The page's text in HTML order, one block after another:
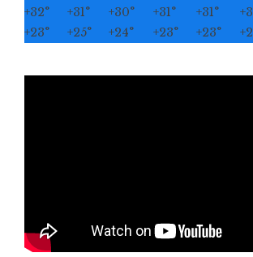
+32° +31° +30° +31° +31° +
+23° +25° +24° +23° +23° +